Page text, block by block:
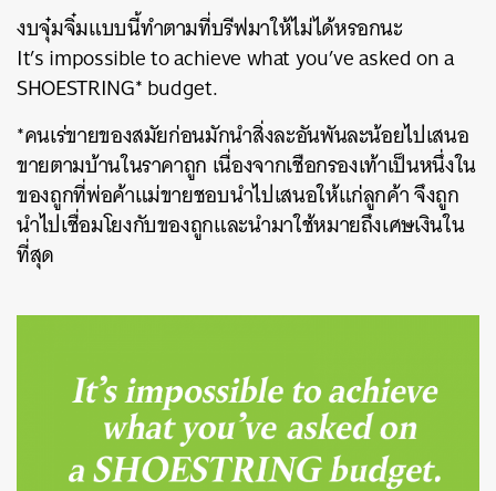
งบจุ๋มจิ๋มแบบนี้ทำตามที่บรีฟมาให้ไม่ได้หรอกนะ
It’s impossible to achieve what you’ve asked on a
SHOESTRING* budget.
*คนเร่ขายของสมัยก่อนมักนำสิ่งละอันพันละน้อยไปเสนอ
ขายตามบ้านในราคาถูก เนื่องจากเชือกรองเท้าเป็นหนึ่งใน
ของถูกที่พ่อค้าแม่ขายชอบนำไปเสนอให้แก่ลูกค้า จึงถูก
นำไปเชื่อมโยงกับของถูกและนำมาใช้หมายถึงเศษเงินใน
ที่สุด